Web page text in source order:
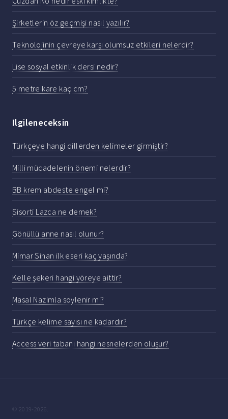
Şirketlerin öz geçmişi nasıl yazılır?
Teknolojinin çevreye karşı olumsuz etkileri nelerdir?
Lise sosyal etkinlik dersi nedir?
5 metre kare kaç cm?
Ilgileneceksin
Türkçeye hangi dillerden kelimeler girmiştir?
Milli mücadelenin önemi nelerdir?
BB krem abdeste engel mi?
Sisorti Lazca ne demek?
Gönüllü anne nasıl olunur?
Mimar Sinan ilk eseri kaç yaşında?
Kelle şekeri hangi yöreye aittir?
Masal Nazimla soylenir mi?
Türkçe kelime sayısı ne kadardır?
Access veri tabanı hangi nesnelerden oluşur?
© 2019-2026.